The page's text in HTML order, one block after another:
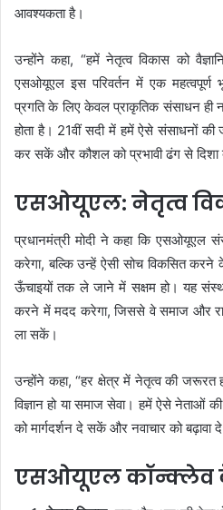
आवश्यकता है।
उन्होंने कहा, “हमें नेतृत्व विकास को
एसओयूएल इस परिवर्तन में एक महत्वपूर्ण
प्रगति के लिए केवल प्राकृतिक संसाधन ही
होता है। 21वीं सदी में हमें ऐसे संसाधनों की
कर सकें और कौशल को प्रभावी ढंग से
एसओयूएल: नेतृत्व
प्रधानमंत्री मोदी ने कहा कि एसओयूएल
करेगा, बल्कि उन्हें ऐसी सोच विकसित
ऊँचाइयों तक ले जाने में सक्षम हो। यह
करने में मदद करेगा, जिससे वे समाज और
ला सकें।
उन्होंने कहा, “हर क्षेत्र में नेतृत्व की जरूरत
विज्ञान हो या समाज सेवा। हमें ऐसे नेताओं
को मार्गदर्शन दे सकें और नवाचार को बढ़ावा
एसओयूएल कॉन्क्लेव